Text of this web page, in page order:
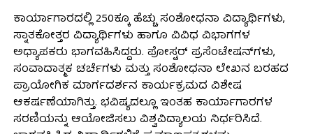
ಕಾರ್ಯಾಗಾರದಲ್ಲಿ 250ಕ್ಕೂ ಹೆಚ್ಚು ಸಂಶೋಧನಾ ವಿದ್ಯಾರ್ಥಿಗಳು,
ಸ್ನಾತಕೋತ್ತರ ವಿದ್ಯಾರ್ಥಿಗಳು ಹಾಗೂ ವಿವಿಧ ವಿಭಾಗಗಳ
ಅಧ್ಯಾಪಕರು ಭಾಗವಹಿಸಿದ್ದರು. ಪೋಸ್ಟರ್ ಪ್ರಸೆಂಟೇಷನ್‌ಗಳು,
ಸಂವಾದಾತ್ಮಕ ಚರ್ಚೆಗಳು ಮತ್ತು ಸಂಶೋಧನಾ ಲೇಖನ ಬರಹದ
ಪ್ರಾಯೋಗಿಕ ಮಾರ್ಗದರ್ಶನ ಕಾರ್ಯಕ್ರಮದ ವಿಶೇಷ
ಆಕರ್ಷಣೆಯಾಗಿತ್ತು. ಭವಿಷ್ಯದಲ್ಲೂ ಇಂತಹ ಕಾರ್ಯಾಗಾರಗಳ
ಸರಣಿಯನ್ನು ಆಯೋಜಿಸಲು ವಿಶ್ವವಿದ್ಯಾಲಯ ನಿರ್ಧರಿಸಿದೆ.